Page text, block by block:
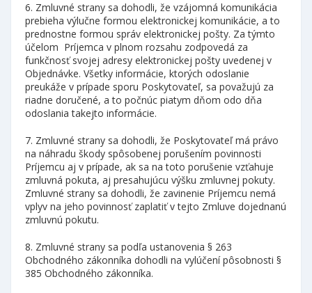
6. Zmluvné strany sa dohodli, že vzájomná komunikácia
prebieha výlučne formou elektronickej komunikácie, a to
prednostne formou správ elektronickej pošty. Za týmto
účelom Príjemca v plnom rozsahu zodpovedá za
funkčnosť svojej adresy elektronickej pošty uvedenej v
Objednávke. Všetky informácie, ktorých odoslanie
preukáže v prípade sporu Poskytovateľ, sa považujú za
riadne doručené, a to počnúc piatym dňom odo dňa
odoslania takejto informácie.
7. Zmluvné strany sa dohodli, že Poskytovateľ má právo
na náhradu škody spôsobenej porušením povinnosti
Príjemcu aj v prípade, ak sa na toto porušenie vzťahuje
zmluvná pokuta, aj presahujúcu výšku zmluvnej pokuty.
Zmluvné strany sa dohodli, že zavinenie Príjemcu nemá
vplyv na jeho povinnosť zaplatiť v tejto Zmluve dojednanú
zmluvnú pokutu.
8. Zmluvné strany sa podľa ustanovenia § 263
Obchodného zákonníka dohodli na vylúčení pôsobnosti §
385 Obchodného zákonníka.